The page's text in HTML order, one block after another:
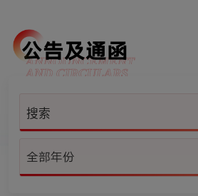
公告及通函
ANNOUNCEMENT
AND CIRCULARS
全部年份